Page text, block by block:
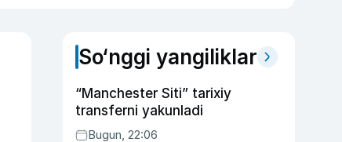
So‘nggi yangiliklar
“Manchester Siti” tarixiy
transferni yakunladi
Bugun, 22:06